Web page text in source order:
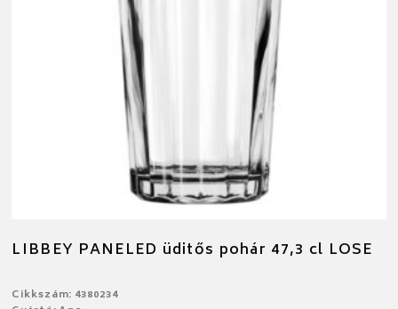
LIBBEY PANELED üditős pohár 47,3 cl LOSE
Cikkszám: 4380234